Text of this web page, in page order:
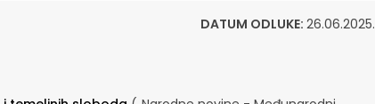
DATUM ODLUKE: 26.06.2025.